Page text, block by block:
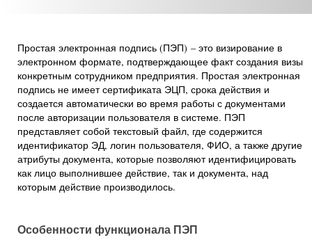
Простая электронная подпись (ПЭП) – это визирование в
электронном формате, подтверждающее факт создания визы
конкретным сотрудником предприятия. Простая электронная
подпись не имеет сертификата ЭЦП, срока действия и
создается автоматически во время работы с документами
после авторизации пользователя в системе. ПЭП
представляет собой текстовый файл, где содержится
идентификатор ЭД, логин пользователя, ФИО, а также другие
атрибуты документа, которые позволяют идентифицировать
как лицо выполнившее действие, так и документа, над
которым действие производилось.
Особенности функционала ПЭП